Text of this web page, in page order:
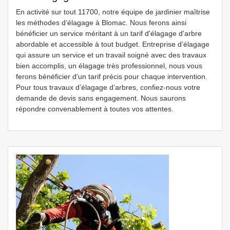
En activité sur tout 11700, notre équipe de jardinier maîtrise
les méthodes d’élagage à Blomac. Nous ferons ainsi
bénéficier un service méritant à un tarif d'élagage d'arbre
abordable et accessible à tout budget. Entreprise d’élagage
qui assure un service et un travail soigné avec des travaux
bien accomplis, un élagage très professionnel, nous vous
ferons bénéficier d’un tarif précis pour chaque intervention.
Pour tous travaux d’élagage d’arbres, confiez-nous votre
demande de devis sans engagement. Nous saurons
répondre convenablement à toutes vos attentes.